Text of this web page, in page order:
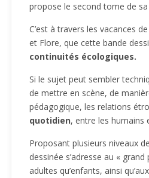
propose le second tome de
C’est à travers les vacances
et Flore, que cette bande
continuités écologiques.
Si le sujet peut sembler
de mettre en scène, de
pédagogique, les relations
quotidien, entre les humains
Proposant plusieurs niveaux
dessinée s’adresse au «
adultes qu’enfants, ainsi